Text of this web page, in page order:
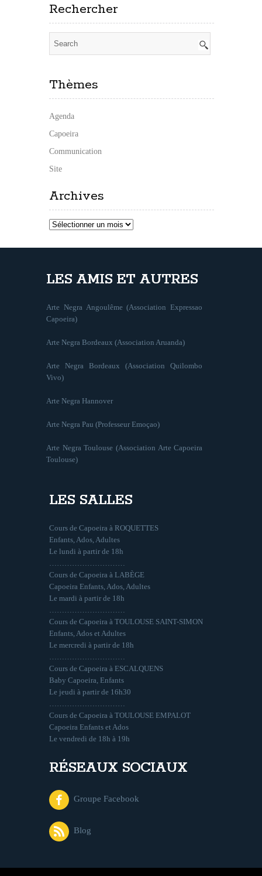
Rechercher
Thèmes
Agenda
Capoeira
Communication
Site
Archives
Archives
LES AMIS ET AUTRES
Arte Negra Angoulême (Association Expressao
Capoeira)
Arte Negra Bordeaux (Association Aruanda)
Arte Negra Bordeaux (Association Quilombo
Vivo)
Arte Negra Hannover
Arte Negra Pau (Professeur Emoçao)
Arte Negra Toulouse (Association Arte Capoeira
Toulouse)
LES SALLES
Cours de Capoeira à ROQUETTES
Enfants, Ados, Adultes
Le lundi à partir de 18h
Cours de Capoeira à LABÈGE
Capoeira Enfants, Ados, Adultes
Le mardi à partir de 18h
Cours de Capoeira à TOULOUSE SAINT-SIMON
Enfants, Ados et Adultes
Le mercredi à partir de 18h
Cours de Capoeira à ESCALQUENS
Baby Capoeira, Enfants
Le jeudi à partir de 16h30
Cours de Capoeira à TOULOUSE EMPALOT
Capoeira Enfants et Ados
Le vendredi de 18h à 19h
RÉSEAUX SOCIAUX
Groupe Facebook
Blog